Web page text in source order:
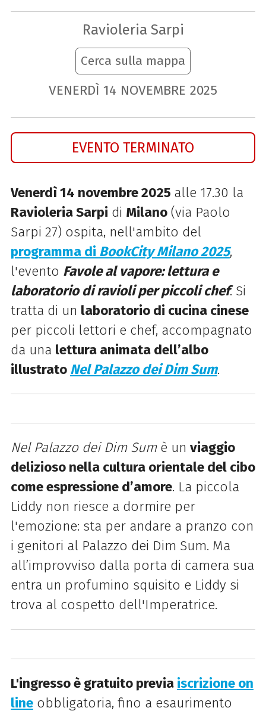
Ravioleria Sarpi
Cerca sulla mappa
VENERDÌ 14 NOVEMBRE 2025
EVENTO TERMINATO
Venerdì 14 novembre 2025 alle 17.30 la
Ravioleria Sarpi di Milano(via Paolo
Sarpi 27) ospita, nell'ambito del
programma di BookCity Milano 2025,
l'evento Favole al vapore: lettura e
laboratorio di ravioli per piccoli chef. Si
tratta di un laboratorio di cucina cinese
per piccoli lettori e chef, accompagnato
da una lettura animata dell’albo
illustrato Nel Palazzo dei Dim Sum.
Nel Palazzo dei Dim Sum è un viaggio
delizioso nella cultura orientale del cibo
come espressione d’amore. La piccola
Liddy non riesce a dormire per
l'emozione: sta per andare a pranzo con
i genitori al Palazzo dei Dim Sum. Ma
all’improvviso dalla porta di camera sua
entra un profumino squisito e Liddy si
trova al cospetto dell'Imperatrice.
L'ingresso è gratuito previa iscrizione on
lineobbligatoria, fino a esaurimento